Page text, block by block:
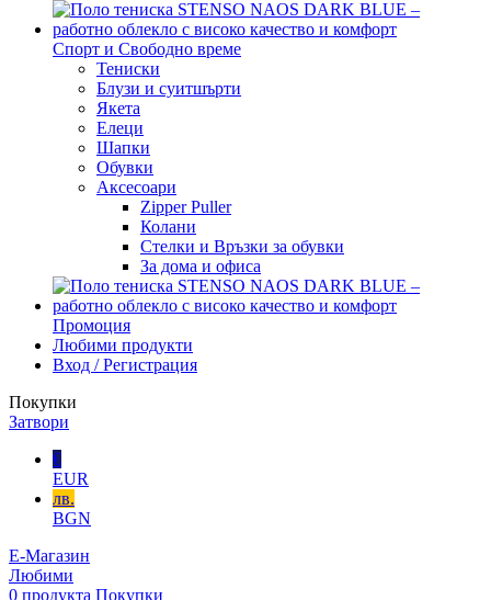
Спорт и Свободно време
Тениски
Блузи и суитшърти
Якета
Елеци
Шапки
Обувки
Аксесоари
Zipper Puller
Колани
Стелки и Връзки за обувки
За дома и офиса
Промоция
Любими продукти
Вход / Регистрация
Покупки
Затвори
€
EUR
лв.
BGN
Е-Магазин
Любими
0 продукта Покупки